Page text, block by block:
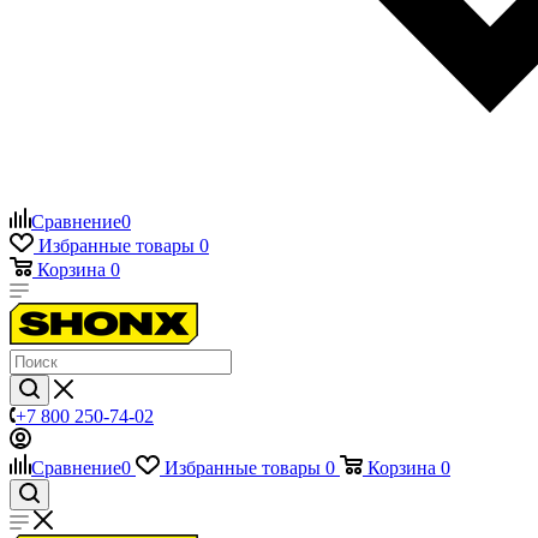
Сравнение0
Избранные товары 0
Корзина 0
+7 800 250-74-02
Сравнение0 Избранные товары 0 Корзина 0